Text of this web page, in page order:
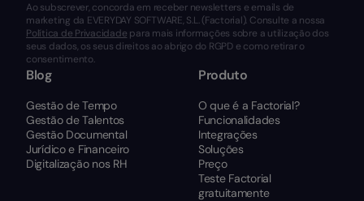
Ao subscrever, concorda em receber newsletters e emails de
marketing da EVERYDAY SOFTWARE, S.L. (Factorial). Consulte a nossa
Política de Privacidade para mais informações sobre a utilização dos
seus dados, os seus direitos ao abrigo do RGPD e como retirar o
consentimento.
Blog
Gestão de Tempo
Gestão de Talentos
Gestão Documental
Jurídico e Financeiro
Digitalização nos RH
Produto
O que é a Factorial?
Funcionalidades
Integrações
Soluções
Preço
Teste Factorial
gratuitamente